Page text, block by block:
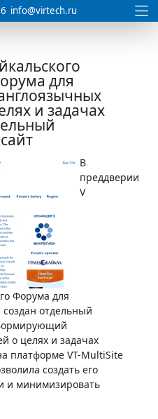
info@virtech.ru
для
и задачах
В
преддверии
V
Форума для
отдельный
о целях и задачах
платформе VT-MultiSite
создать его
и минимизировать